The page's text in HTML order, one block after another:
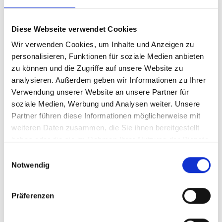
Diese Webseite verwendet Cookies
Wir verwenden Cookies, um Inhalte und Anzeigen zu
personalisieren, Funktionen für soziale Medien anbieten
zu können und die Zugriffe auf unsere Website zu
analysieren. Außerdem geben wir Informationen zu Ihrer
Verwendung unserer Website an unsere Partner für
soziale Medien, Werbung und Analysen weiter. Unsere
Partner führen diese Informationen möglicherweise mit
weiteren Daten zusammen, die Sie ihnen bereitgestellt
Notwendig
Präferenzen